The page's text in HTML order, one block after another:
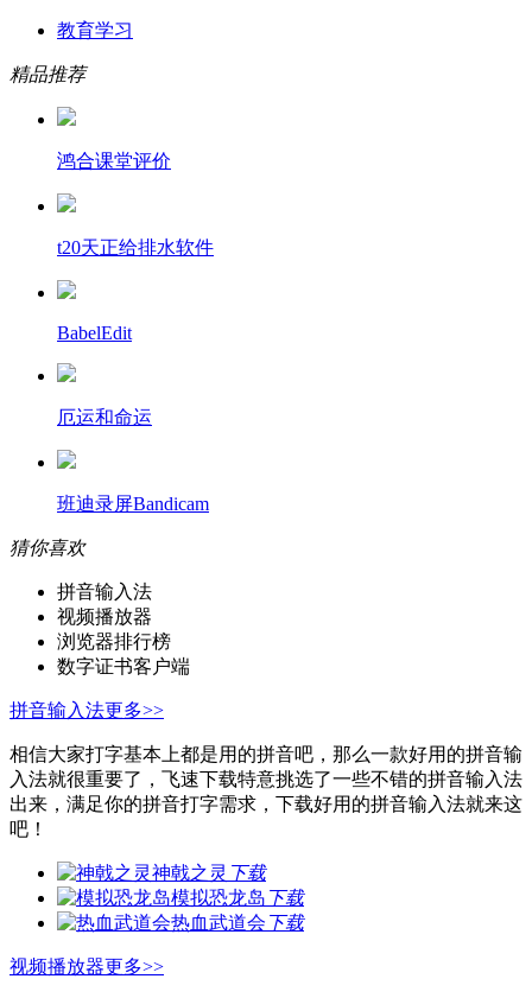
教育学习
精品推荐
鸿合课堂评价
t20天正给排水软件
BabelEdit
厄运和命运
班迪录屏Bandicam
猜你喜欢
拼音输入法
视频播放器
浏览器排行榜
数字证书客户端
拼音输入法更多>>
相信大家打字基本上都是用的拼音吧，那么一款好用的拼音输
入法就很重要了，飞速下载特意挑选了一些不错的拼音输入法
出来，满足你的拼音打字需求，下载好用的拼音输入法就来这
吧！
神戟之灵 下载
模拟恐龙岛 下载
热血武道会 下载
视频播放器更多>>